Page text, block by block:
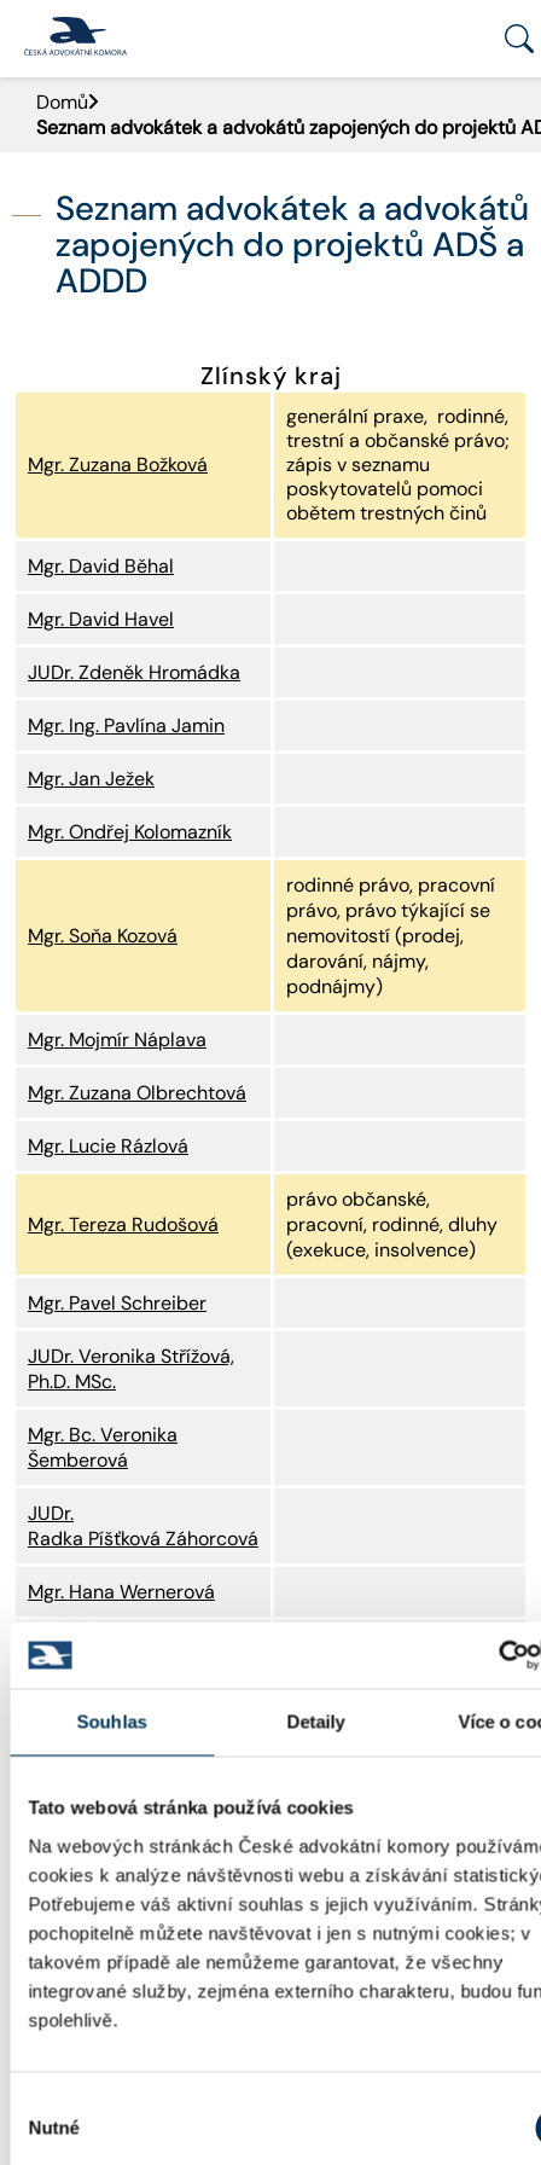
Souhlas Detaily Více o
Tato webová stránka používá cookies
Na webových stránkách České advokátní komory
cookies k analýze návštěvnosti webu a získávání
Potřebujeme váš aktivní souhlas s jejich využíváním.
pochopitelně můžete navštěvovat i jen s nutnými cookies; v
takovém případě ale nemůžeme garantovat, že všechny
integrované služby, zejména externího charakteru, budou
spolehlivě.
souhlasu
Nutné
PORTÁL ČAK
DOKUMENTY A FORMULÁŘE
KONTAKT
Domů
Seznam advokátek a advokátů zapojených do projektů
Seznam advokátek a advokátů
zapojených do projektů ADŠ a
ADDD
Zlínský kraj
Mgr. Zuzana Božková
generální praxe, rodinné,
trestní a občanské právo;
zápis v seznamu
poskytovatelů pomoci
obětem trestných činů
Mgr. David Běhal
Mgr. David Havel
JUDr. Zdeněk Hromádka
Mgr. Ing. Pavlína Jamin
Mgr. Jan Ježek
Mgr. Ondřej Kolomazník
Mgr. Soňa Kozová
rodinné právo, pracovní
právo, právo týkající se
nemovitostí (prodej,
darování, nájmy,
podnájmy)
Mgr. Mojmír Náplava
Mgr. Zuzana Olbrechtová
Mgr. Lucie Rázlová
Mgr. Tereza Rudošová
právo občanské,
pracovní, rodinné, dluhy
(exekuce, insolvence)
Mgr. Pavel Schreiber
JUDr. Veronika Střížová,
Ph.D. MSc.
Mgr. Bc. Veronika
Šemberová
JUDr.
Radka Píšťková Záhorcová
Mgr. Hana Wernerová
JUDr. Stanislav Zenáhlík
barvou, jsou připraveni
zdarmapomáhat mladým
lidem, opouštějícím Dětské domovy. Oblast práva, ve
vyznačena vpravo.